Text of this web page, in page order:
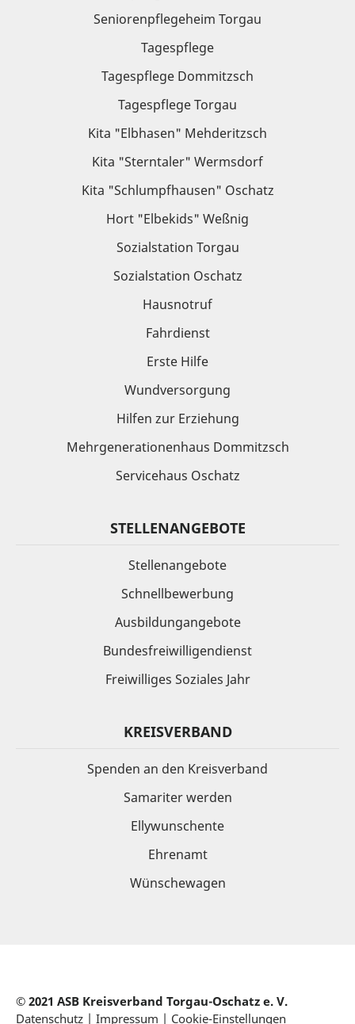
Seniorenpflegeheim Torgau
Tagespflege
Tagespflege Dommitzsch
Tagespflege Torgau
Kita "Elbhasen" Mehderitzsch
Kita "Sterntaler" Wermsdorf
Kita "Schlumpfhausen" Oschatz
Hort "Elbekids" Weßnig
Sozialstation Torgau
Sozialstation Oschatz
Hausnotruf
Fahrdienst
Erste Hilfe
Wundversorgung
Hilfen zur Erziehung
Mehrgenerationenhaus Dommitzsch
Servicehaus Oschatz
STELLENANGEBOTE
Stellenangebote
Schnellbewerbung
Ausbildungangebote
Bundesfreiwilligendienst
Freiwilliges Soziales Jahr
KREISVERBAND
Spenden an den Kreisverband
Samariter werden
Ellywunschente
Ehrenamt
Wünschewagen
© 2021 ASB Kreisverband Torgau-Oschatz e. V.
Datenschutz | Impressum | Cookie-Einstellungen